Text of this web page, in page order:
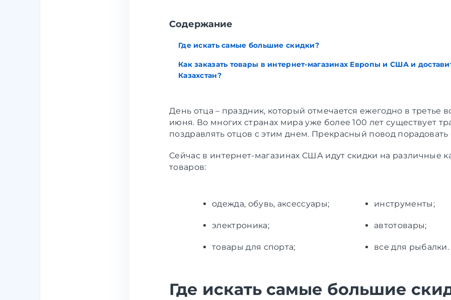
Содержание
Где искать самые большие скидки?
Как заказать товары в интернет-магазинах Европы и США и
Казахстан?
День отца – праздник, который отмечается ежегодно в третье
июня. Во многих странах мира уже более 100 лет существует
поздравлять отцов с этим днем. Прекрасный повод порадовать
Сейчас в интернет-магазинах США идут скидки на различные
товаров:
одежда, обувь, аксессуары;
электроника;
товары для спорта;
инструменты;
автотовары;
все для рыбалки.
Где искать самые большие